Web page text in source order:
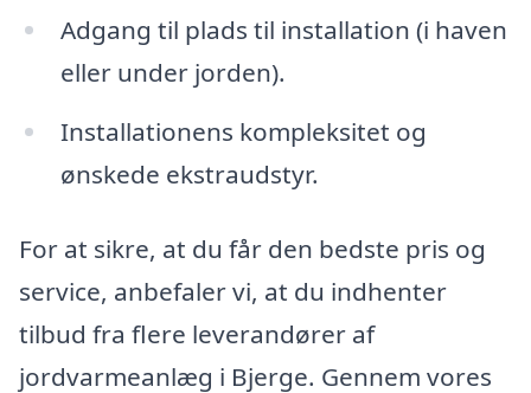
Adgang til plads til installation (i haven
eller under jorden).
Installationens kompleksitet og
ønskede ekstraudstyr.
For at sikre, at du får den bedste pris og
service, anbefaler vi, at du indhenter
tilbud fra flere leverandører af
jordvarmeanlæg i Bjerge. Gennem vores